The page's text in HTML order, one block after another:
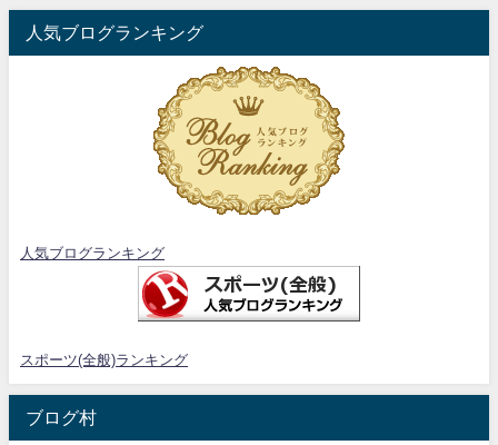
人気ブログランキング
人気ブログランキング
スポーツ(全般)ランキング
ブログ村